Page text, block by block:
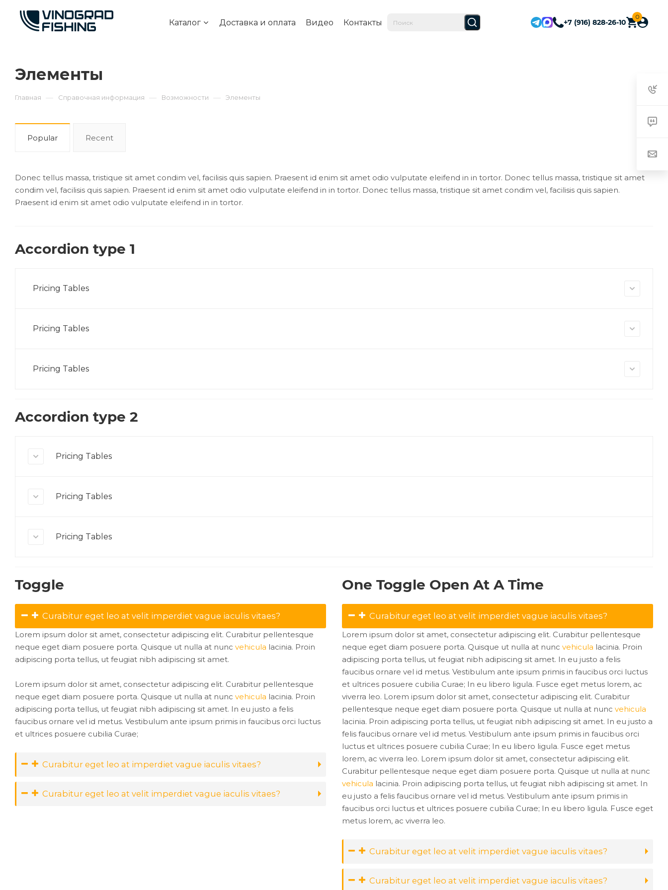
Каталог Доставка и оплата Видео Контакты +7 (916) 828-26-10
0
Элементы
Главная — Справочная информация — Возможности — Элементы
Popular Recent
Donec tellus massa, tristique sit amet condim vel, facilisis quis sapien. Praesent id enim sit amet odio vulputate eleifend in in tortor. Donec tellus massa, tristique sit amet
condim vel, facilisis quis sapien. Praesent id enim sit amet odio vulputate eleifend in in tortor. Donec tellus massa, tristique sit amet condim vel, facilisis quis sapien.
Praesent id enim sit amet odio vulputate eleifend in in tortor.
Accordion type 1
Pricing Tables
Pricing Tables
Pricing Tables
Accordion type 2
Pricing Tables
Pricing Tables
Pricing Tables
Toggle
Curabitur eget leo at velit imperdiet vague iaculis vitaes?
Lorem ipsum dolor sit amet, consectetur adipiscing elit. Curabitur pellentesque
neque eget diam posuere porta. Quisque ut nulla at nunc vehicula lacinia. Proin
adipiscing porta tellus, ut feugiat nibh adipiscing sit amet.
Lorem ipsum dolor sit amet, consectetur adipiscing elit. Curabitur pellentesque
neque eget diam posuere porta. Quisque ut nulla at nunc vehicula lacinia. Proin
adipiscing porta tellus, ut feugiat nibh adipiscing sit amet. In eu justo a felis
faucibus ornare vel id metus. Vestibulum ante ipsum primis in faucibus orci luctus
et ultrices posuere cubilia Curae;
Curabitur eget leo at imperdiet vague iaculis vitaes?
Curabitur eget leo at velit imperdiet vague iaculis vitaes?
One Toggle Open At A Time
Curabitur eget leo at velit imperdiet vague iaculis vitaes?
Lorem ipsum dolor sit amet, consectetur adipiscing elit. Curabitur pellentesque
neque eget diam posuere porta. Quisque ut nulla at nunc vehicula lacinia. Proin
adipiscing porta tellus, ut feugiat nibh adipiscing sit amet. In eu justo a felis
faucibus ornare vel id metus. Vestibulum ante ipsum primis in faucibus orci luctus
et ultrices posuere cubilia Curae; In eu libero ligula. Fusce eget metus lorem, ac
viverra leo. Lorem ipsum dolor sit amet, consectetur adipiscing elit. Curabitur
pellentesque neque eget diam posuere porta. Quisque ut nulla at nunc vehicula
lacinia. Proin adipiscing porta tellus, ut feugiat nibh adipiscing sit amet. In eu justo a
felis faucibus ornare vel id metus. Vestibulum ante ipsum primis in faucibus orci
luctus et ultrices posuere cubilia Curae; In eu libero ligula. Fusce eget metus
lorem, ac viverra leo. Lorem ipsum dolor sit amet, consectetur adipiscing elit.
Curabitur pellentesque neque eget diam posuere porta. Quisque ut nulla at nunc
vehicula lacinia. Proin adipiscing porta tellus, ut feugiat nibh adipiscing sit amet. In
eu justo a felis faucibus ornare vel id metus. Vestibulum ante ipsum primis in
faucibus orci luctus et ultrices posuere cubilia Curae; In eu libero ligula. Fusce eget
metus lorem, ac viverra leo.
Curabitur eget leo at velit imperdiet vague iaculis vitaes?
Curabitur eget leo at velit imperdiet vague iaculis vitaes?